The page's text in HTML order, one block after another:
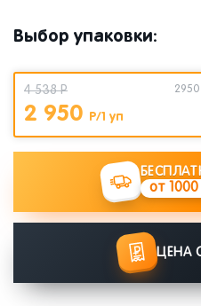
Выбор упаковки:
4 538 Р
2 950 Р/1 уп
2950
от 1000
ЦЕНА